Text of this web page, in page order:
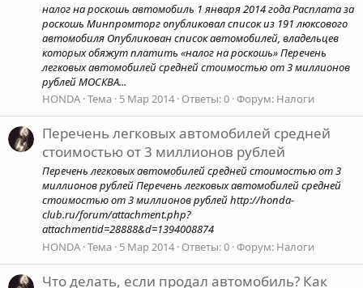
налог на роскошь автомобиль 1 января 2014 года Расплата за
роскошь Минпромторг опубликовал список из 191 люксового
автомобиля Опубликован список автомобилей, владельцев
которых обяжут платить «налог на роскошь» Перечень
легковых автомобилей средней стоимостью от 3 миллионов
рублей МОСКВА...
HONDA Тема 5 Мар 2014 Ответы: 0 Форум: Налоги
Перечень легковых автомобилей средней
стоимостью от 3 миллионов рублей
Перечень легковых автомобилей средней стоимостью от 3
миллионов рублей Перечень легковых автомобилей средней
стоимостью от 3 миллионов рублей http://honda-
club.ru/forum/attachment.php?
attachmentid=28888&d=1394008874
HONDA Тема 5 Мар 2014 Ответы: 0 Форум: Налоги
Что делать, если продал автомобиль? Как